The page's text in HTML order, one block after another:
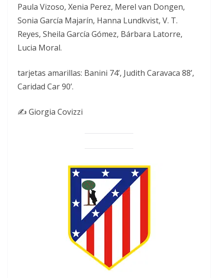
Paula Vizoso, Xenia Perez, Merel van Dongen,
Sonia García Majarín, Hanna Lundkvist, V. T.
Reyes, Sheila García Gómez, Bárbara Latorre,
Lucia Moral.
tarjetas amarillas: Banini 74’, Judith Caravaca 88’,
Caridad Car 90’.
✍️ Giorgia Covizzi